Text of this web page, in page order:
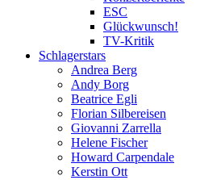
ESC
Glückwunsch!
TV-Kritik
Schlagerstars
Andrea Berg
Andy Borg
Beatrice Egli
Florian Silbereisen
Giovanni Zarrella
Helene Fischer
Howard Carpendale
Kerstin Ott